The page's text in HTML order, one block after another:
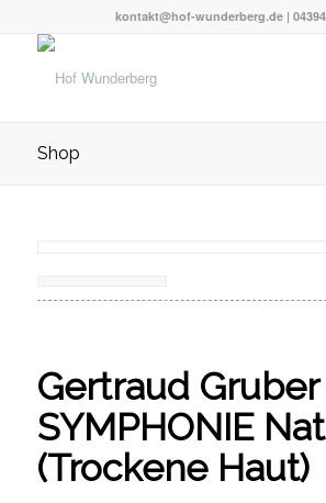
kontakt@hof-wunderberg.de | 04394
Shop
Gertraud Gruber
SYMPHONIE
(Trockene Haut)